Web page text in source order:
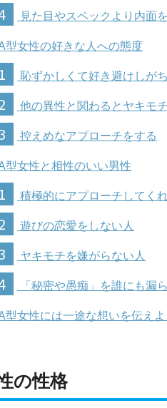
見た目やスペックより内面
型女性の好きな人への態度
恥ずかしくて好き避けしがち
他の異性と関わるとヤキモ
控えめなアプローチをする
型女性と相性のいい男性
積極的にアプローチしてく
遊びの恋愛をしない人
ヤキモチを嫌がらない人
「秘密や愚痴」を誰にも漏
型女性には一途な想いを伝えよ
の性格